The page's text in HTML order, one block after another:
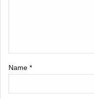
Name *